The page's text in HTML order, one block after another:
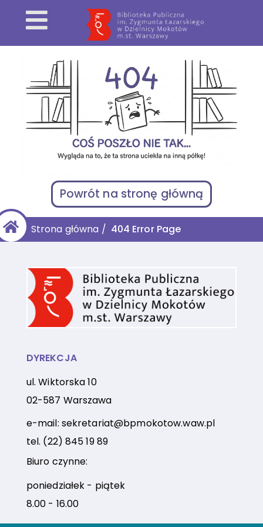
Powrót na stronę główną
Strona główna / 404 Error Page
DYREKCJA
ul. Wiktorska 10
02-587 Warszawa
e-mail: sekretariat@bpmokotow.waw.pl
tel. (22) 845 19 89
Biuro czynne:
poniedziałek - piątek
8.00 - 16.00